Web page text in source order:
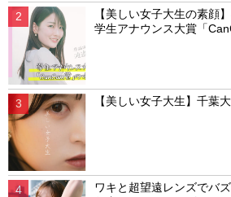
【美しい女子大生の素顔
学生アナウンス大賞「
【美しい女子大生】千葉
ワキと超望遠レンズでバ